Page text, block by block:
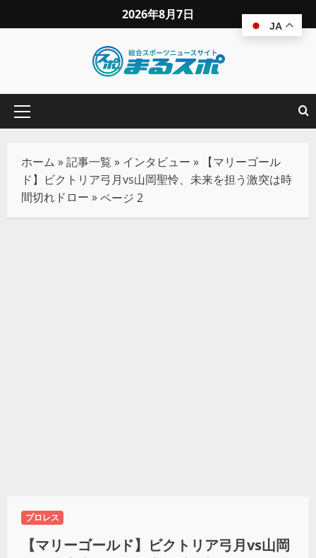
2026年8月7日
ホーム »記事一覧 » インタビュー »
【マリーゴール
ド】ビクトリア弓月vs山岡聖怜、未来を担う激突は時
間切れドロー »ページ 2
プロレス
【マリーゴールド】ビクトリア弓月vs山岡
JA